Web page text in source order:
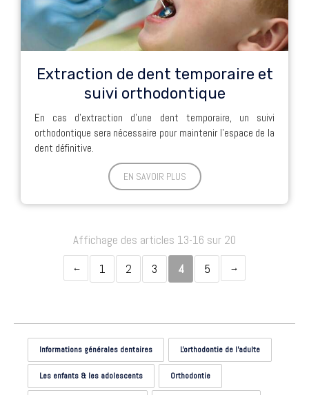
Extraction de dent temporaire et
suivi orthodontique
En cas d’extraction d’une dent temporaire, un suivi
orthodontique sera nécessaire pour maintenir l’espace de la
dent définitive.
EN SAVOIR PLUS
Affichage des articles 13-16 sur 20
1
2 3 4 5
Informations générales dentaires L'orthodontie de l'adulte
Les enfants & les adolescents Orthodontie